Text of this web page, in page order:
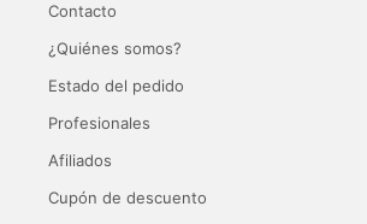
Contacto
¿Quiénes somos?
Estado del pedido
Profesionales
Afiliados
Cupón de descuento